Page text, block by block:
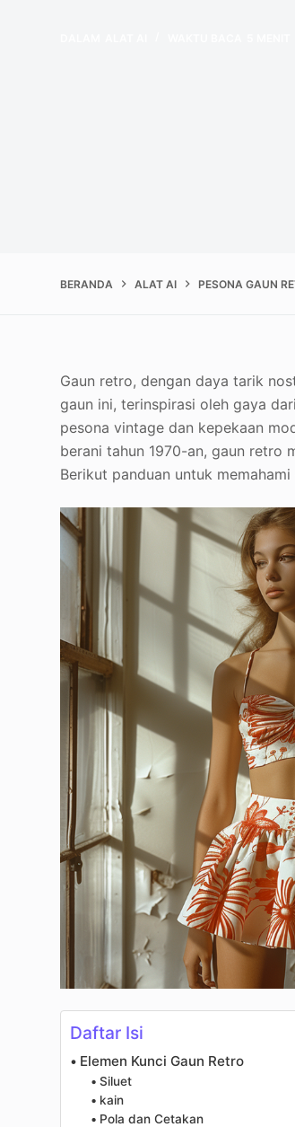
BERANDA ALAT AI PESONA GAUN
Gaun retro, dengan daya tarik
gaun ini, terinspirasi oleh gaya
pesona vintage dan kepekaan
berani tahun 1970-an, gaun retro
Berikut panduan untuk
Daftar Isi
Elemen Kunci Gaun Retro
Siluet
kain
Pola dan Cetakan